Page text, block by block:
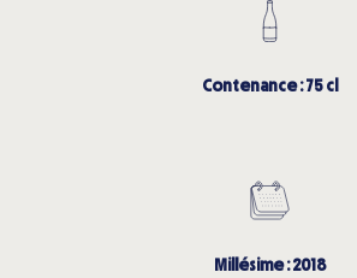
Contenance : 75 cl
Millésime : 2018